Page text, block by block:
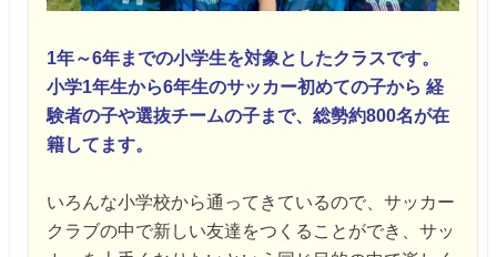
1年～6年までの小学生を対象としたクラスです。
小学1年生から6年生のサッカー初めての子から 経
験者の子や選抜チームの子まで、総勢約800名が在
籍してます。
いろんな小学校から通ってきているので、サッカー
クラブの中で新しい友達をつくることができ、サッ